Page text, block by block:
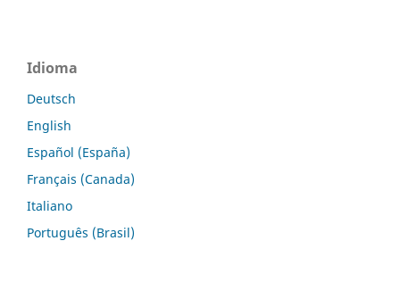
Idioma
Deutsch
English
Español (España)
Français (Canada)
Italiano
Português (Brasil)